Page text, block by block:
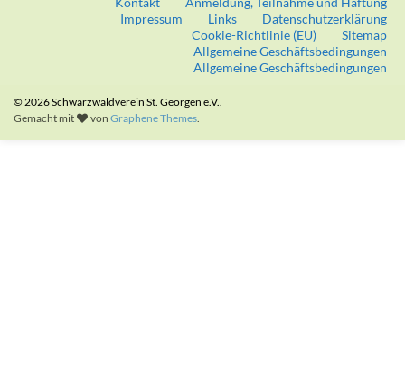
Impressum
Links
Datenschutzerklärung
Cookie-Richtlinie (EU)
Sitemap
Allgemeine Geschäftsbedingungen
Allgemeine Geschäftsbedingungen
© 2026 Schwarzwaldverein St. Georgen e.V..
Gemacht mit
vonGraphene Themes